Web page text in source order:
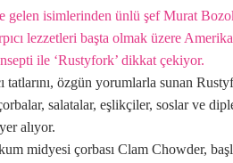
gelen isimlerinden ünlü şef Murat
lezzetleri başta olmak üzere
ile ‘Rustyfork’ dikkat çekiyor.
tatlarını, özgün yorumlarla sunan
salatalar, eşlikçiler, soslar ve
alıyor.
midyesi çorbası Clam Chowder,